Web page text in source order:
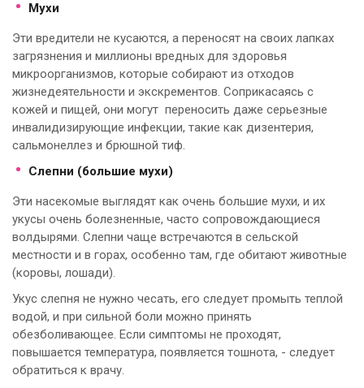
Мухи
Эти вредители не кусаются, а переносят на своих лапках
загрязнения и миллионы вредных для здоровья
микроорганизмов, которые собирают из отходов
жизнедеятельности и экскрементов. Соприкасаясь с
кожей и пищей, они могут переносить даже серьезные
инвалидизирующие инфекции, такие как дизентерия,
сальмонеллез и брюшной тиф.
Слепни (большие мухи)
Эти насекомые выглядят как очень большие мухи, и их
укусы очень болезненные, часто сопровождающиеся
волдырями. Слепни чаще встречаются в сельской
местности и в горах, особенно там, где обитают животные
(коровы, лошади).
Укус слепня не нужно чесать, его следует промыть теплой
водой, и при сильной боли можно принять
обезболивающее. Если симптомы не проходят,
повышается температура, появляется тошнота, - следует
обратиться к врачу.